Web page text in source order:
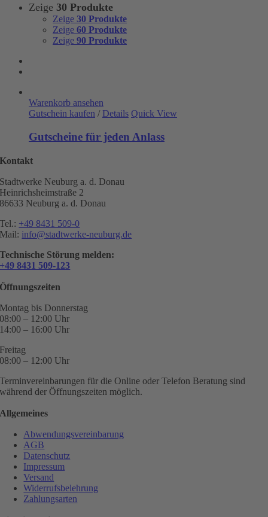
Zeige 30 Produkte
Zeige 30 Produkte
Zeige 60 Produkte
Zeige 90 Produkte
Warenkorb ansehen
Gutschein kaufen / Details Quick View
Gutscheine für jeden Anlass
Kontakt
Stadtwerke Neuburg a. d. Donau
Heinrichsheimstraße 2
86633 Neuburg a. d. Donau
Tel.: +49 8431 509-0
Mail: info@stadtwerke-neuburg.de
Technische Störung melden:
+49 8431 509-123
Öffnungszeiten
Montag bis Donnerstag
08:00 – 12:00 Uhr
14:00 – 16:00 Uhr
Freitag
08:00 – 12:00 Uhr
Terminvereinbarungen für die Online oder Telefon Beratung sind
während der Öffnungszeiten möglich.
Allgemeines
Abwendungsvereinbarung
AGB
Datenschutz
Impressum
Versand
Widerrufsbelehrung
Zahlungsarten